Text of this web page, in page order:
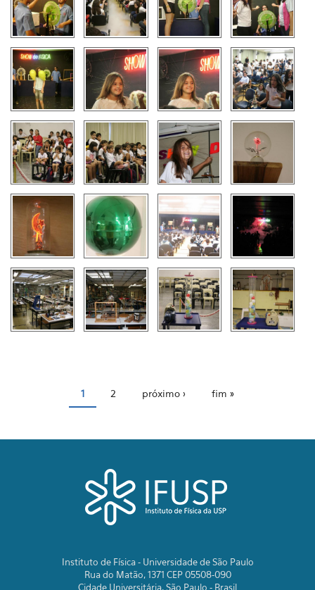
1 2 próximo › fim »
Instituto de Física - Universidade de São Paulo
Rua do Matão, 1371 CEP 05508-090
Cidade Universitária, São Paulo - Brasil